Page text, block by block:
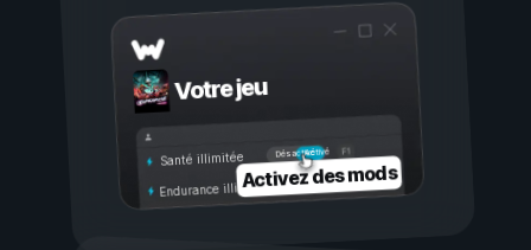
Votre jeu
Activé
Désactivé
Santé illimitée
Endurance illimitéeActivez des mods